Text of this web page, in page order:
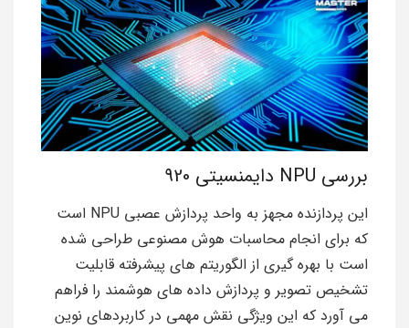
بررسی NPU دایمنسیتی 920
این پردازنده مجهز به واحد پردازش عصبی NPU است
که برای انجام محاسبات هوش مصنوعی طراحی شده
است با بهره گیری از الگوریتم های پیشرفته قابلیت
تشخیص تصویر و پردازش داده های هوشمند را فراهم
می آورد که این ویژگی نقش مهمی در کاربردهای نوین